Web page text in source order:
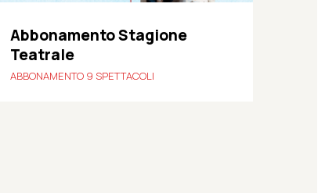
Abbonamento Stagione
Teatrale
ABBONAMENTO 9 SPETTACOLI